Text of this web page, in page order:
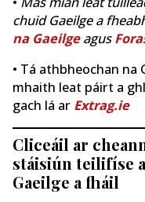
chuid Gaeilge a
na Gaeilgeagus
• Tá athbheochan na
mhaith leat páirt a
gach lá ar Extrag.ie
Cliceáil ar
stáisiún teilifíse
Gaeilge a fháil